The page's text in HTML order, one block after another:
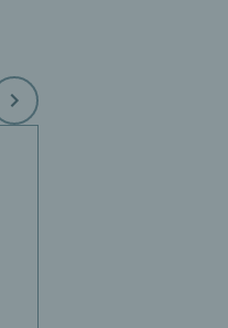
Next